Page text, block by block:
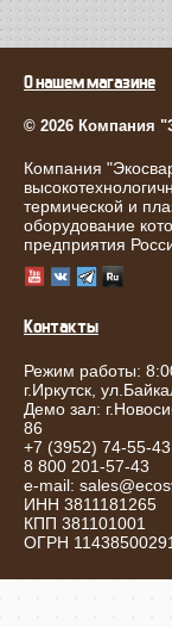
О нашем магазине
© 2026 Компания
Компания
термической и
оборудование
предприятия
Контакты
Режим работы:
г.Иркутск
Демо зал:
86
+7 (3952) 74-55-43
8 800 201-57-43
e-mail:
ИНН 3811181265
КПП 381101001
ОГРН